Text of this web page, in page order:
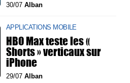
30/07 Alban
APPLICATIONS MOBILE
HBO Max teste les «
Shorts » verticaux sur
iPhone
29/07 Alban